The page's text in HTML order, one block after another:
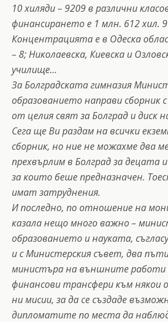
10 хиляди – 9209 в различни
финансирането е 1 млн. 612 хил.
Концентрацията е в Одеска
– 8; Николаевска, Киевска и
училище…
За Болградската гимназия
образованието направи сборник
от целия свят за Болград и диск
Сега ще Ви раздам на всички
сборник, но ние не можахме два
прехвърлим в Болград за децата
за които беше предназначен.
имат затруднения.
И последно, по отношение на
казала нещо много важно –
образованието и науката,
и с Министерския съвет, два
министъра на външните работи
финансови трансфери към някои
ни мисии, за да се създаде
дипломатите по места да